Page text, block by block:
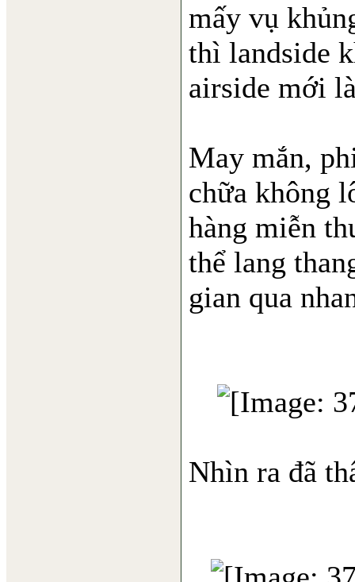
mấy vụ
thì landside
airside mới
May mắn,
chữa không
hàng miễn
thể lang
gian qua
Nhìn ra đã